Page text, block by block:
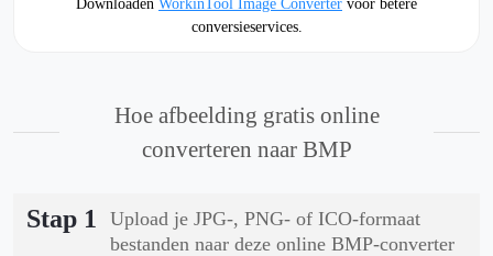
Downloaden WorkinTool Image Converter voor betere
conversieservices.
Hoe afbeelding gratis online
converteren naar BMP
Stap 1
Upload je JPG-, PNG- of ICO-formaat
bestanden naar deze online BMP-converter